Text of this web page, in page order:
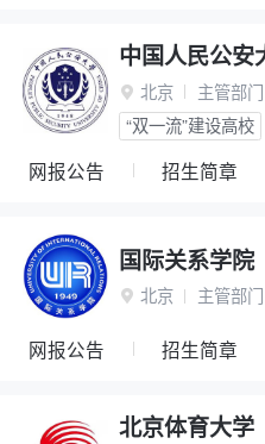
中国人民公安
 北京 主管部门
“双一流”建设高校
网报公告 招生简章
国际关系学院
 北京 主管部门
网报公告 招生简章
北京体育大学